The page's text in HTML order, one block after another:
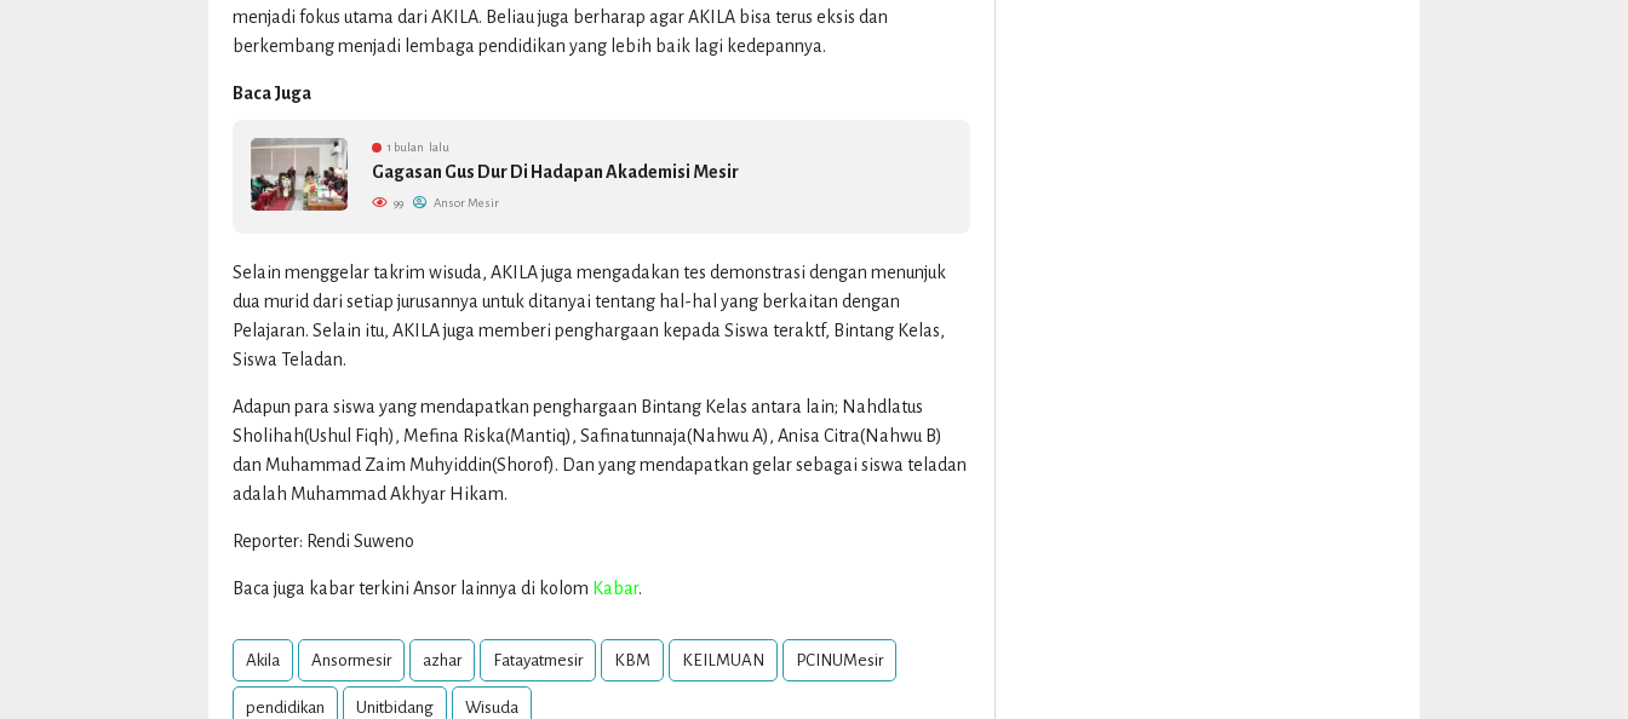
menjadi fokus utama dari AKILA. Beliau juga berharap agar AKILA bisa terus eksis dan
berkembang menjadi lembaga pendidikan yang lebih baik lagi kedepannya.
Baca Juga
1 bulan lalu
Gagasan Gus Dur Di Hadapan Akademisi Mesir
99 Ansor Mesir
Selain menggelar takrim wisuda, AKILA juga mengadakan tes demonstrasi dengan menunjuk
dua murid dari setiap jurusannya untuk ditanyai tentang hal-hal yang berkaitan dengan
Pelajaran. Selain itu, AKILA juga memberi penghargaan kepada Siswa teraktf, Bintang Kelas,
Siswa Teladan.
Adapun para siswa yang mendapatkan penghargaan Bintang Kelas antara lain; Nahdlatus
Sholihah(Ushul Fiqh), Mefina Riska(Mantiq), Safinatunnaja(Nahwu A), Anisa Citra(Nahwu B)
dan Muhammad Zaim Muhyiddin(Shorof). Dan yang mendapatkan gelar sebagai siswa teladan
adalah Muhammad Akhyar Hikam.
Reporter: Rendi Suweno
Baca juga kabar terkini Ansor lainnya di kolom Kabar.
Akila Ansormesir azhar Fatayatmesir KBM KEILMUAN PCINUMesir
pendidikan Unitbidang Wisuda